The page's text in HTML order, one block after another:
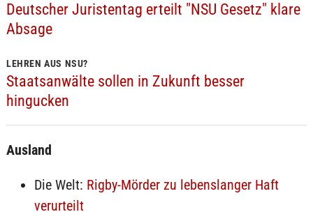
Deutscher Juristentag erteilt "NSU Gesetz" klare
Absage
LEHREN AUS NSU?
Staatsanwälte sollen in Zukunft besser
hingucken
Ausland
Die Welt: Rigby-Mörder zu lebenslanger Haft
verurteilt